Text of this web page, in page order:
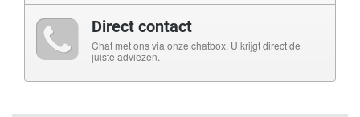
Direct contact
Chat met ons via onze chatbox. U krijgt direct de
juiste adviezen.